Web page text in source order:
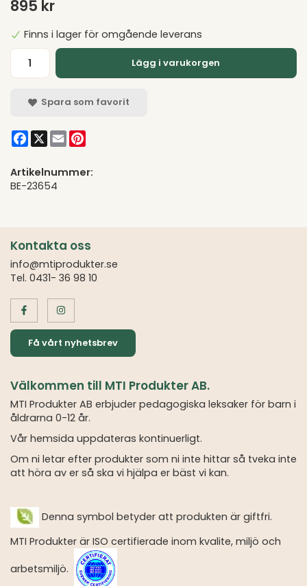
895 kr
Finns i lager för omgående leverans
Lägg i varukorgen
Spara som favorit
Facebook
X Email
Artikelnummer:
BE-23654
Kontakta oss
info@mtiprodukter.se
Tel. 0431- 36 98 10
Få vårt nyhetsbrev
Välkommen till MTI Produkter AB.
MTI Produkter AB erbjuder pedagogiska leksaker för barn i
åldrarna 0-12 år.
Vår hemsida uppdateras kontinuerligt.
Om ni letar efter produkter som ni inte hittar så tveka inte
att höra av er så ska vi hjälpa er bäst vi kan.
Denna symbol betyder att produkten är giftfri.
MTI Produkter är ISO certifierade inom kvalite, miljö och
arbetsmiljö.